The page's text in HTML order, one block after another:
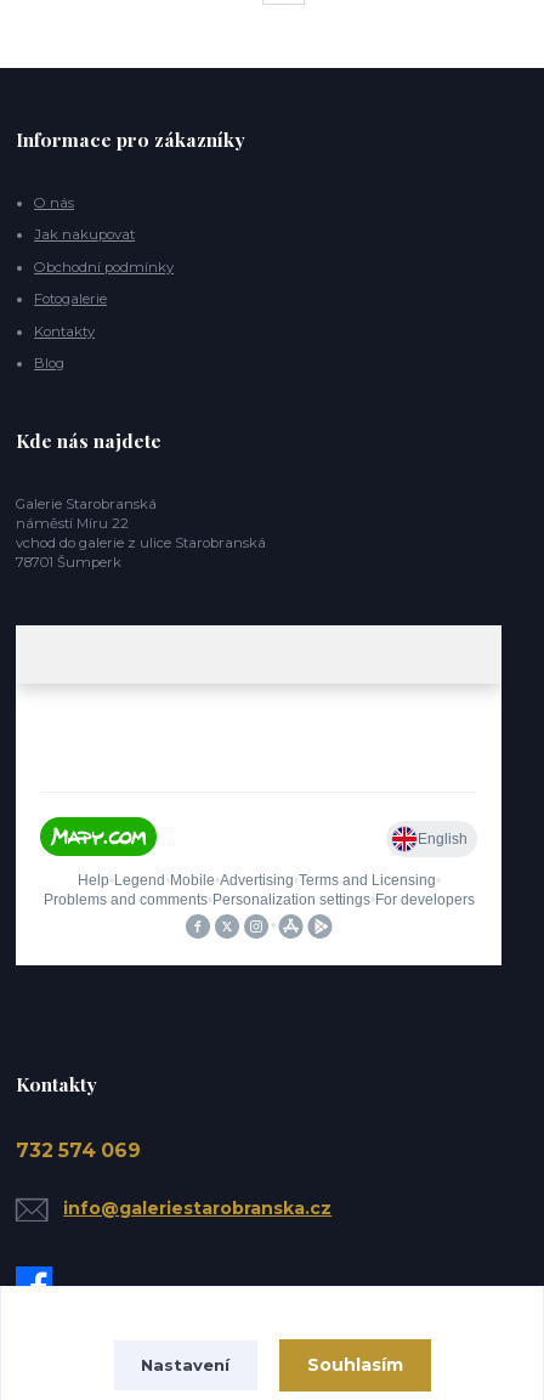
Informace pro zákazníky
O nás
Jak nakupovat
Obchodní podmínky
Fotogalerie
Kontakty
Blog
Kde nás najdete
Galerie Starobranská
náměstí Míru 22
vchod do galerie z ulice Starobranská
78701 Šumperk
Kontakty
732 574 069
info@galeriestarobranska.cz
Nastavení Souhlasím